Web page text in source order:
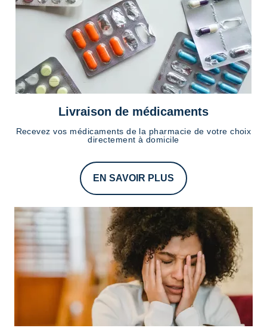
Livraison de médicaments
Recevez vos médicaments de la pharmacie de votre choix
directement à domicile
EN SAVOIR PLUS